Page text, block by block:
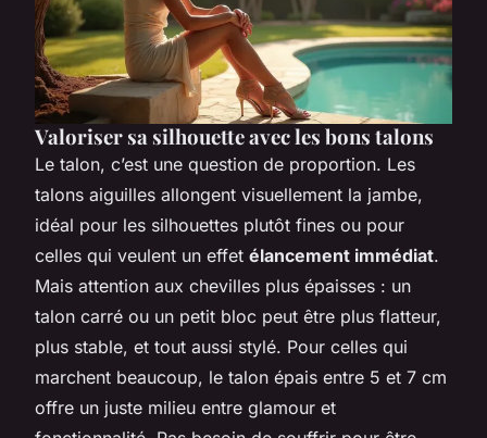
Valoriser sa silhouette avec les bons talons
Le talon, c’est une question de proportion. Les
talons aiguilles allongent visuellement la jambe,
idéal pour les silhouettes plutôt fines ou pour
celles qui veulent un effet élancement immédiat.
Mais attention aux chevilles plus épaisses : un
talon carré ou un petit bloc peut être plus flatteur,
plus stable, et tout aussi stylé. Pour celles qui
marchent beaucoup, le talon épais entre 5 et 7 cm
offre un juste milieu entre glamour et